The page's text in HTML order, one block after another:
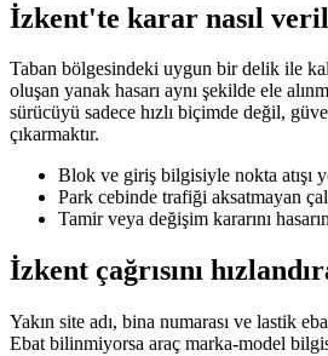
İzkent'te karar nasıl
Taban bölgesindeki uygun bir delik ile
oluşan yanak hasarı aynı şekilde ele
sürücüyü sadece hızlı biçimde değil,
çıkarmaktır.
Blok ve giriş bilgisiyle nokta atışı
Park cebinde trafiği aksatmayan
Tamir veya değişim kararını
İzkent çağrısını
Yakın site adı, bina numarası ve lastik
Ebat bilinmiyorsa araç marka-model